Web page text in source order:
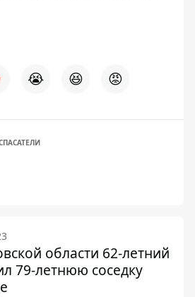
😭 😆 😡
области 62-летний
79-летнюю соседку